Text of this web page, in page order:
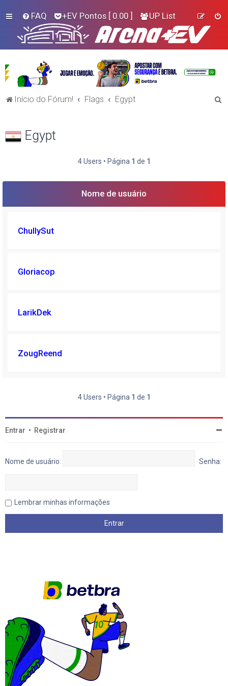
FAQ +EV Pontos [ 0.00 ] UP List
Início do Fórum! Flags Egypt
s
Egypt
4 Users • Página 1 de 1
Nome de usuário
ChullySut
Gloriacop
LarikDek
ZougReend
4 Users • Página 1 de 1
Entrar • Registrar
Nome de usuário: Senha:
Lembrar minhas informações